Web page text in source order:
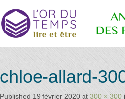
les
praticiens
chloe-allard-
Published 19 février 2020 at 300 × 300